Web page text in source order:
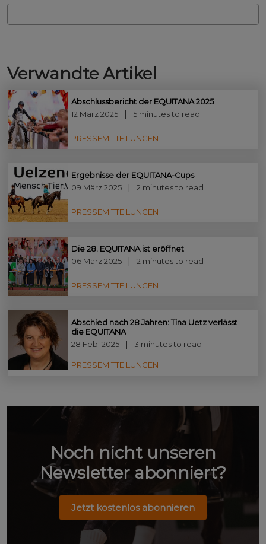
Verwandte Artikel
Abschlussbericht der EQUITANA 2025
12 März 2025
5 minutes to read
PRESSEMITTEILUNGEN
Ergebnisse der EQUITANA-Cups
09 März 2025
2 minutes to read
PRESSEMITTEILUNGEN
Die 28. EQUITANA ist eröffnet
06 März 2025
2 minutes to read
PRESSEMITTEILUNGEN
Abschied nach 28 Jahren: Tina Uetz verlässt
die EQUITANA
28 Feb. 2025
3 minutes to read
PRESSEMITTEILUNGEN
Noch nicht unseren
Newsletter abonniert?
Jetzt kostenlos abonnieren